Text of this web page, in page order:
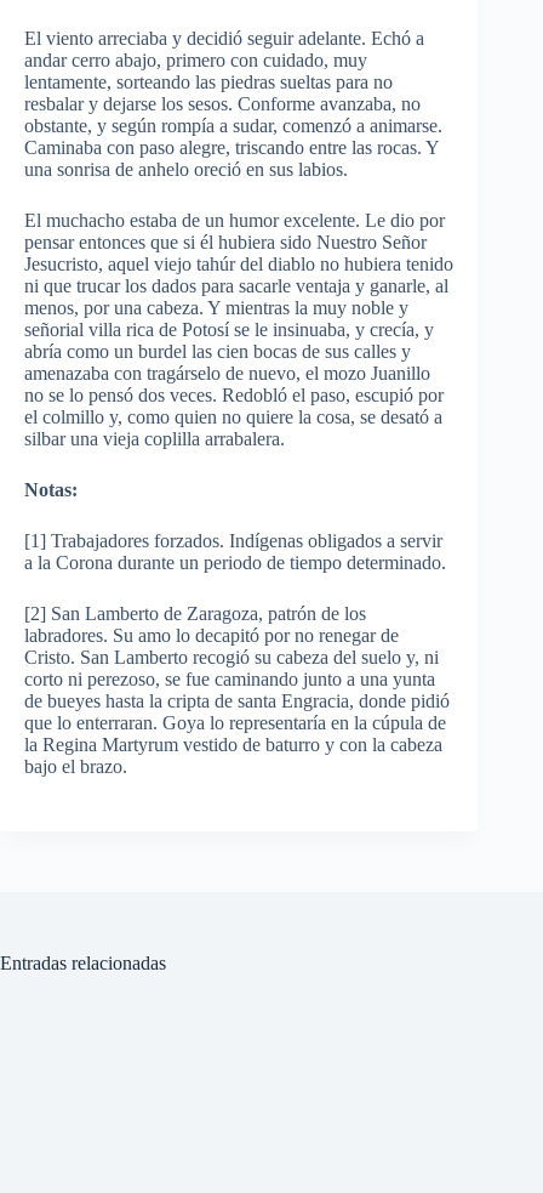
El viento arreciaba y decidió seguir adelante. Echó a
andar cerro abajo, primero con cuidado, muy
lentamente, sorteando las piedras sueltas para no
resbalar y dejarse los sesos. Conforme avanzaba, no
obstante, y según rompía a sudar, comenzó a animarse.
Caminaba con paso alegre, triscando entre las rocas. Y
una sonrisa de anhelo oreció en sus labios.
El muchacho estaba de un humor excelente. Le dio por
pensar entonces que si él hubiera sido Nuestro Señor
Jesucristo, aquel viejo tahúr del diablo no hubiera tenido
ni que trucar los dados para sacarle ventaja y ganarle, al
menos, por una cabeza. Y mientras la muy noble y
señorial villa rica de Potosí se le insinuaba, y crecía, y
abría como un burdel las cien bocas de sus calles y
amenazaba con tragárselo de nuevo, el mozo Juanillo
no se lo pensó dos veces. Redobló el paso, escupió por
el colmillo y, como quien no quiere la cosa, se desató a
silbar una vieja coplilla arrabalera.
Notas:
[1] Trabajadores forzados. Indígenas obligados a servir
a la Corona durante un periodo de tiempo determinado.
[2] San Lamberto de Zaragoza, patrón de los
labradores. Su amo lo decapitó por no renegar de
Cristo. San Lamberto recogió su cabeza del suelo y, ni
corto ni perezoso, se fue caminando junto a una yunta
de bueyes hasta la cripta de santa Engracia, donde pidió
que lo enterraran. Goya lo representaría en la cúpula de
la Regina Martyrum vestido de baturro y con la cabeza
bajo el brazo.
Entradas relacionadas